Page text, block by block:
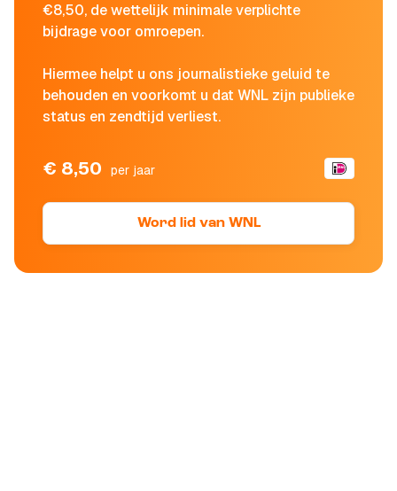
€8,50, de wettelijk minimale verplichte
bijdrage voor omroepen.
Hiermee helpt u ons journalistieke geluid te
behouden en voorkomt u dat WNL zijn publieke
status en zendtijd verliest.
€ 8,50 per jaar
Word lid van WNL